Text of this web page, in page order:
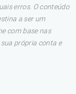
erros. O conteúdo
a ser um
com base nas
própria conta e